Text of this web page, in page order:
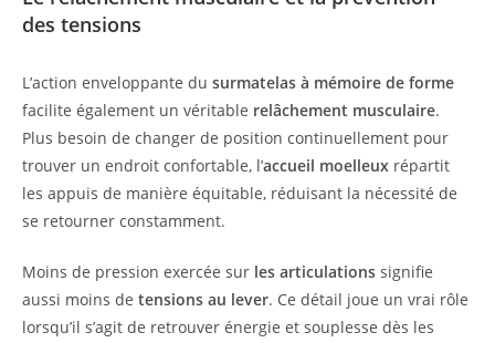
des tensions
L’action enveloppante du surmatelas à mémoire de forme
facilite également un véritable relâchement musculaire.
Plus besoin de changer de position continuellement pour
trouver un endroit confortable, l’accueil moelleux répartit
les appuis de manière équitable, réduisant la nécessité de
se retourner constamment.
Moins de pression exercée sur les articulations signifie
aussi moins de tensions au lever. Ce détail joue un vrai rôle
lorsqu’il s’agit de retrouver énergie et souplesse dès les